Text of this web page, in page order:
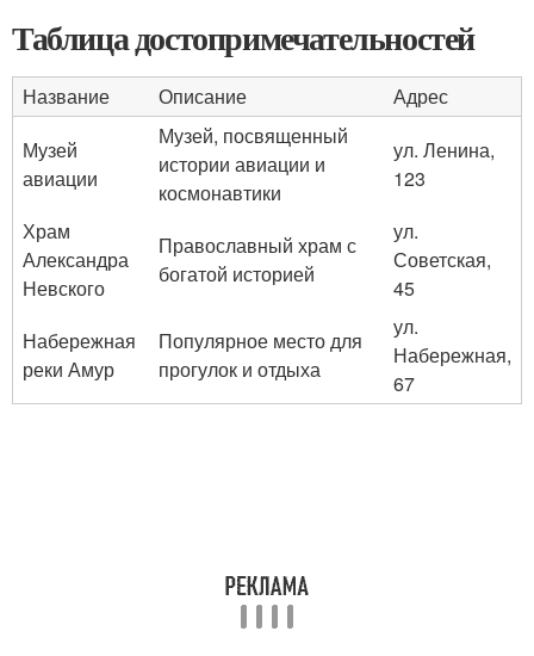
Таблица достопримечательностей
Название Описание
Адрес
Музей
авиации
Музей, посвященный
истории авиации и
космонавтики
ул. Ленина,
123
Храм
Александра
Невского
Православный храм с
богатой историей
ул.
Советская,
45
Набережная
реки Амур
Популярное место для
прогулок и отдыха
ул.
Набережная,
67